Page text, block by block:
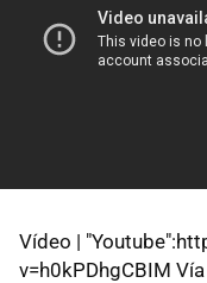
Vídeo |
v=h0kPDhgCBIM Vía